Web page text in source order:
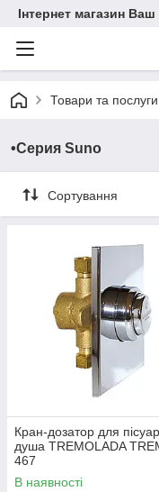
Інтернет магазин
Товари та послуги
•Серия Suno
Сортування
Кран-дозатор для
душа TREMOLADA
467
В наявності